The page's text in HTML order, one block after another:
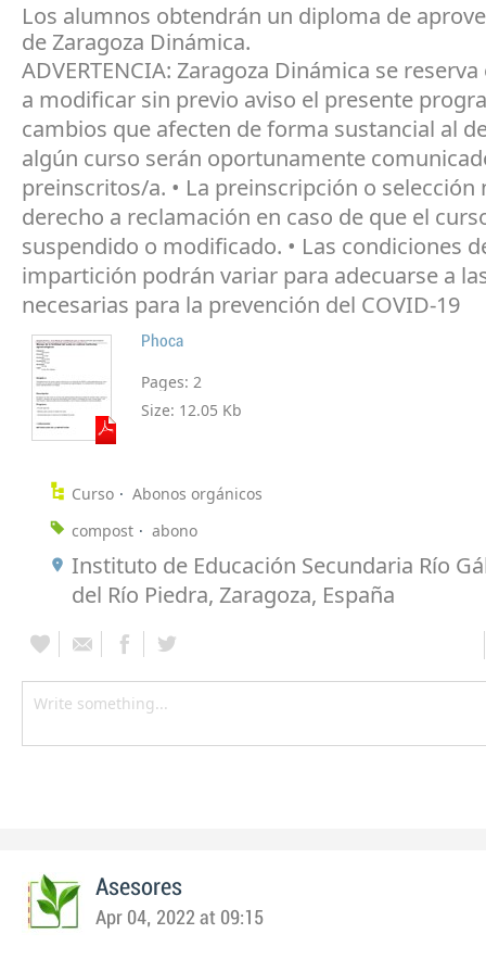
Los alumnos obtendrán un diploma de
de Zaragoza Dinámica.
ADVERTENCIA: Zaragoza Dinámica se
a modificar sin previo aviso el presente
cambios que afecten de forma sustancial al
algún curso serán oportunamente
preinscritos/a. • La preinscripción o selección
derecho a reclamación en caso de que el
suspendido o modificado. • Las condiciones
impartición podrán variar para adecuarse a
necesarias para la prevención del COVID-19
Phoca
Pages: 2
Size: 12.05 Kb
Curso
Abonos orgánicos
compost
abono
Instituto de Educación Secundaria Río
del Río Piedra, Zaragoza, España
Asesores
Apr 04, 2022 at 09:15